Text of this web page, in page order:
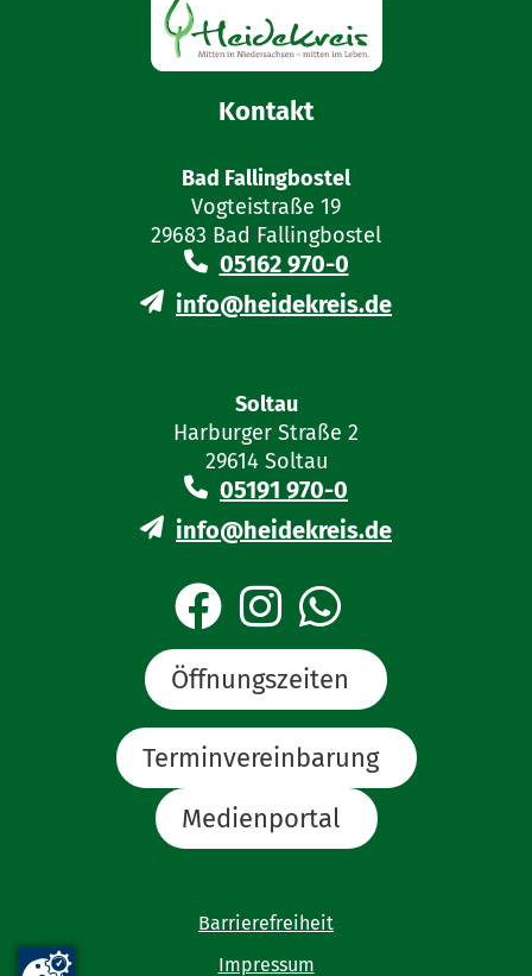
Kontakt
Bad Fallingbostel
Vogteistraße 19
29683 Bad Fallingbostel
05162 970-0
info@heidekreis.de
Soltau
Harburger Straße 2
29614 Soltau
05191 970-0
info@heidekreis.de
Öffnungszeiten
Terminvereinbarung
Medienportal
Barrierefreiheit
Impressum